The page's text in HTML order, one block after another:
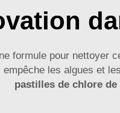
formule pour nettoyer
les algues et
pastilles de chlore